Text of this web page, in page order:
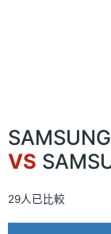
VS
29人已比較